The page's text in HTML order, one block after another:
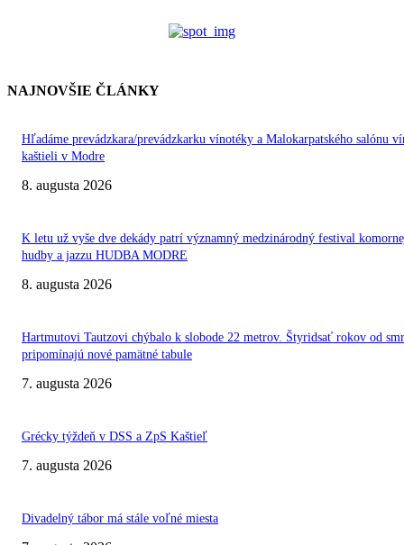
NAJNOVŠIE ČLÁNKY
Hľadáme prevádzkara/prevádzkarku vínotéky a Malokarpatského salónu
kaštieli v Modre
8. augusta 2026
K letu už vyše dve dekády patrí významný medzinárodný festival
hudby a jazzu HUDBA MODRE
8. augusta 2026
Hartmutovi Tautzovi chýbalo k slobode 22 metrov. Štyridsať rokov od
pripomínajú nové pamätné tabule
7. augusta 2026
Grécky týždeň v DSS a ZpS Kaštieľ
7. augusta 2026
Divadelný tábor má stále voľné miesta